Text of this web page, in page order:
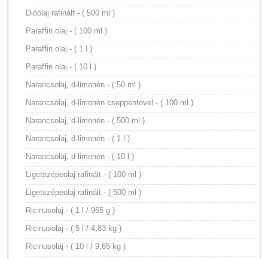
Dióolaj rafinált - ( 500 ml )
Paraffin olaj - ( 100 ml )
Paraffin olaj - ( 1 l )
Paraffin olaj - ( 10 l )
Narancsolaj, d-limonén - ( 50 ml )
Narancsolaj, d-limonén cseppentovel - ( 100 ml )
Narancsolaj, d-limonén - ( 500 ml )
Narancsolaj, d-limonén - ( 1 l )
Narancsolaj, d-limonén - ( 10 l )
Ligetszépeolaj rafinált - ( 100 ml )
Ligetszépeolaj rafinált - ( 500 ml )
Ricinusolaj - ( 1 l / 965 g )
Ricinusolaj - ( 5 l / 4,83 kg )
Ricinusolaj - ( 10 l / 9,65 kg )